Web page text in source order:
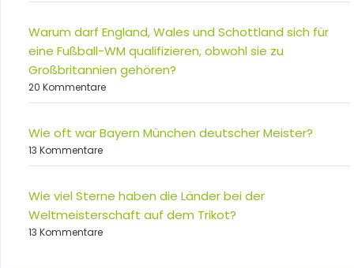
Warum darf England, Wales und Schottland sich für
eine Fußball-WM qualifizieren, obwohl sie zu
Großbritannien gehören?
20 Kommentare
Wie oft war Bayern München deutscher Meister?
13 Kommentare
Wie viel Sterne haben die Länder bei der
Weltmeisterschaft auf dem Trikot?
13 Kommentare